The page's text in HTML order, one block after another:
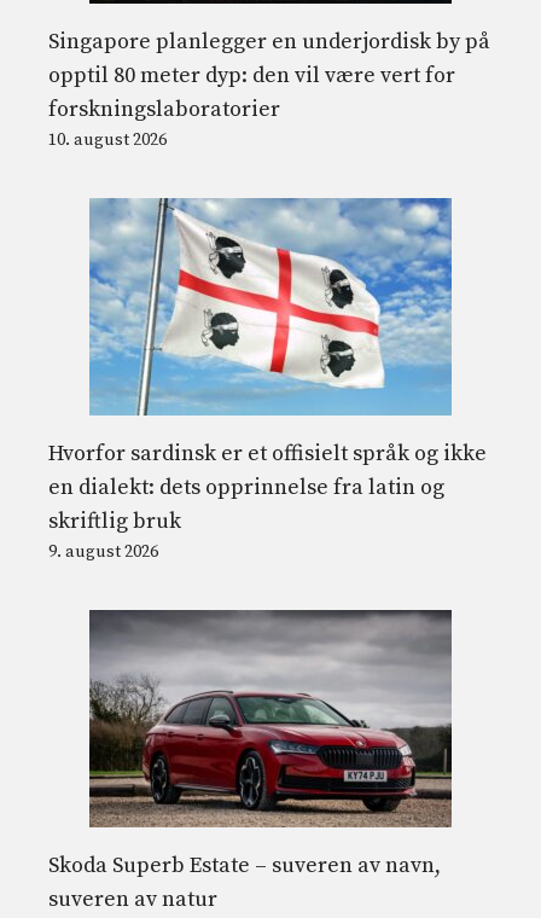
Singapore planlegger en underjordisk by på
opptil 80 meter dyp: den vil være vert for
forskningslaboratorier
10. august 2026
Hvorfor sardinsk er et offisielt språk og ikke
en dialekt: dets opprinnelse fra latin og
skriftlig bruk
9. august 2026
Skoda Superb Estate – suveren av navn,
suveren av natur